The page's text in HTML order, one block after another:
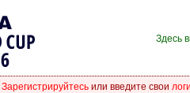
Здесь
Зарегистрируйтесь или введите свои